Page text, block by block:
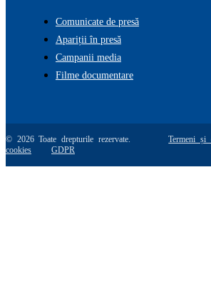
Comunicate de presă
Apariții în presă
Campanii media
Filme documentare
© 2026 Toate drepturile rezervate.Termeni și
cookies
GDPR